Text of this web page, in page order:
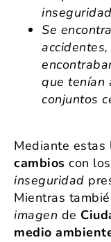
Se
que tenían
conjuntos
Mediante estas
cambios con
inseguridad
Mientras
imagen de
medio